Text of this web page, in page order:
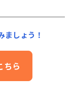
ましょう！
ちら